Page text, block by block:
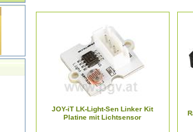
JOY-iT LK-Light-Sen Linker Kit
Platine mit Lichtsensor